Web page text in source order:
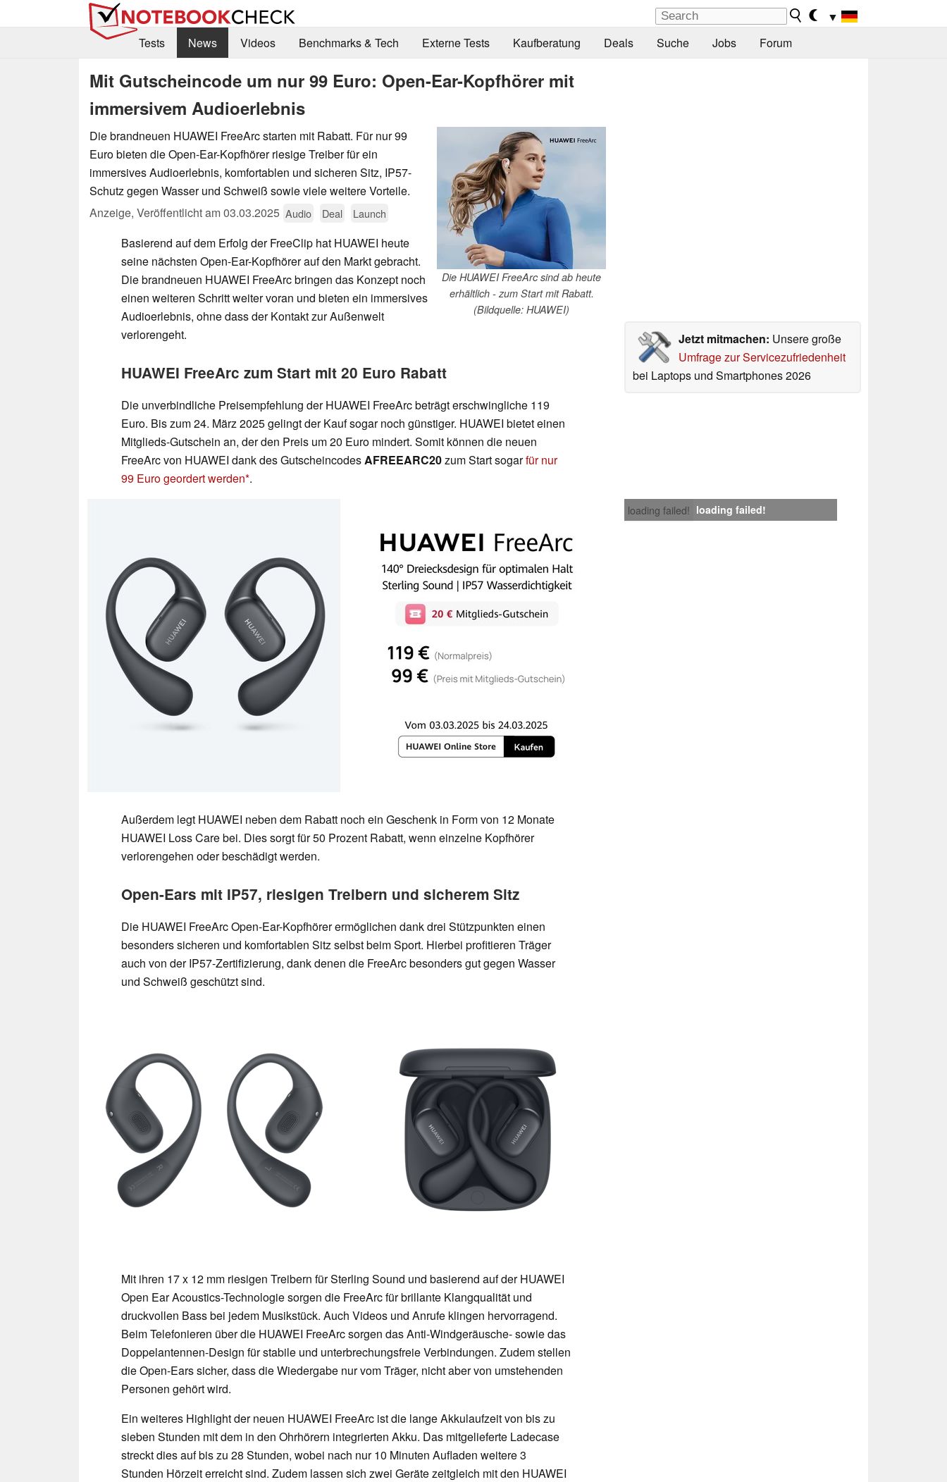
▼
Tests
News Videos Benchmarks & Tech Externe Tests Kaufberatung Deals Suche Jobs Forum
Mit Gutscheincode um nur 99 Euro: Open-Ear-Kopfhörer mit
immersivem Audioerlebnis
Die HUAWEI FreeArc sind ab heute
erhältlich - zum Start mit Rabatt.
(Bildquelle: HUAWEI)
Die brandneuen HUAWEI FreeArc starten mit Rabatt. Für nur 99
Euro bieten die Open-Ear-Kopfhörer riesige Treiber für ein
immersives Audioerlebnis, komfortablen und sicheren Sitz, IP57-
Schutz gegen Wasser und Schweiß sowie viele weitere Vorteile.
Anzeige, Veröffentlicht am03.03.2025 Audio Deal Launch
Jetzt mitmachen: Unsere große
Umfrage zur Servicezufriedenheit
bei Laptops und Smartphones 2026
Basierend auf dem Erfolg der FreeClip hat HUAWEI heute
seine nächsten Open-Ear-Kopfhörer auf den Markt gebracht.
Die brandneuen HUAWEI FreeArc bringen das Konzept noch
einen weiteren Schritt weiter voran und bieten ein immersives
Audioerlebnis, ohne dass der Kontakt zur Außenwelt
verlorengeht.
HUAWEI FreeArc zum Start mit 20 Euro Rabatt
Die unverbindliche Preisempfehlung der HUAWEI FreeArc beträgt erschwingliche 119
Euro. Bis zum 24. März 2025 gelingt der Kauf sogar noch günstiger. HUAWEI bietet einen
Mitglieds-Gutschein an, der den Preis um 20 Euro mindert. Somit können die neuen
FreeArc von HUAWEI dank des GutscheincodesAFREEARC20zum Start sogarfür nur
99 Euro geordert werden .
loading failed! loading failed!
Außerdem legt HUAWEI neben dem Rabatt noch ein Geschenk in Form von 12 Monate
HUAWEI Loss Care bei. Dies sorgt für 50 Prozent Rabatt, wenn einzelne Kopfhörer
verlorengehen oder beschädigt werden.
Open-Ears mit IP57, riesigen Treibern und sicherem Sitz
Die HUAWEI FreeArc Open-Ear-Kopfhörer ermöglichen dank drei Stützpunkten einen
besonders sicheren und komfortablen Sitz selbst beim Sport. Hierbei profitieren Träger
auch von der IP57-Zertifizierung, dank denen die FreeArc besonders gut gegen Wasser
und Schweiß geschützt sind.
Mit ihren 17 x 12 mm riesigen Treibern für Sterling Sound und basierend auf der HUAWEI
Open Ear Acoustics-Technologie sorgen die FreeArc für brillante Klangqualität und
druckvollen Bass bei jedem Musikstück. Auch Videos und Anrufe klingen hervorragend.
Beim Telefonieren über die HUAWEI FreeArc sorgen das Anti-Windgeräusche- sowie das
Doppelantennen-Design für stabile und unterbrechungsfreie Verbindungen. Zudem stellen
die Open-Ears sicher, dass die Wiedergabe nur vom Träger, nicht aber von umstehenden
Personen gehört wird.
Ein weiteres Highlight der neuen HUAWEI FreeArc ist die lange Akkulaufzeit von bis zu
sieben Stunden mit dem in den Ohrhörern integrierten Akku. Das mitgelieferte Ladecase
streckt dies auf bis zu 28 Stunden, wobei nach nur 10 Minuten Aufladen weitere 3
Stunden Hörzeit erreicht sind. Zudem lassen sich zwei Geräte zeitgleich mit den HUAWEI